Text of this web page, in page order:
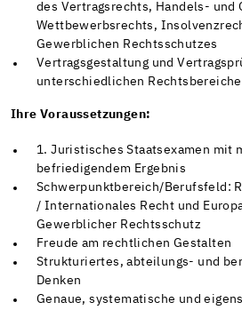
des Vertragsrechts, Handels- und
Wettbewerbsrechts,
Gewerblichen Rechtsschutzes
Vertragsgestaltung und
unterschiedlichen
Ihre Voraussetzungen:
1. Juristisches Staatsexamen mit
befriedigendem Ergebnis
Schwerpunktbereich/Berufsfeld:
/ Internationales Recht und
Gewerblicher Rechtsschutz
Freude am rechtlichen Gestalten
Strukturiertes, abteilungs- und
Denken
Genaue, systematische und